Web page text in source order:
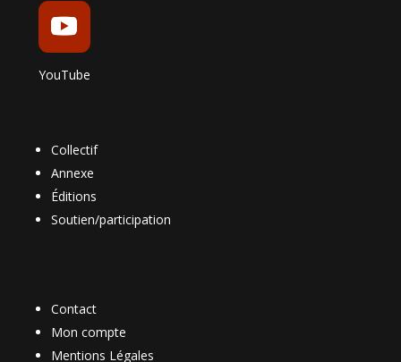
YouTube
Collectif
Annexe
Éditions
Soutien/participation
Contact
Mon compte
Mentions Légales